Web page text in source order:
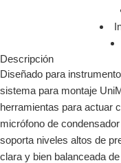
Descripción
Diseñado para
sistema para montaje
herramientas para actuar
micrófono de
soporta niveles altos de
clara y bien balanceada